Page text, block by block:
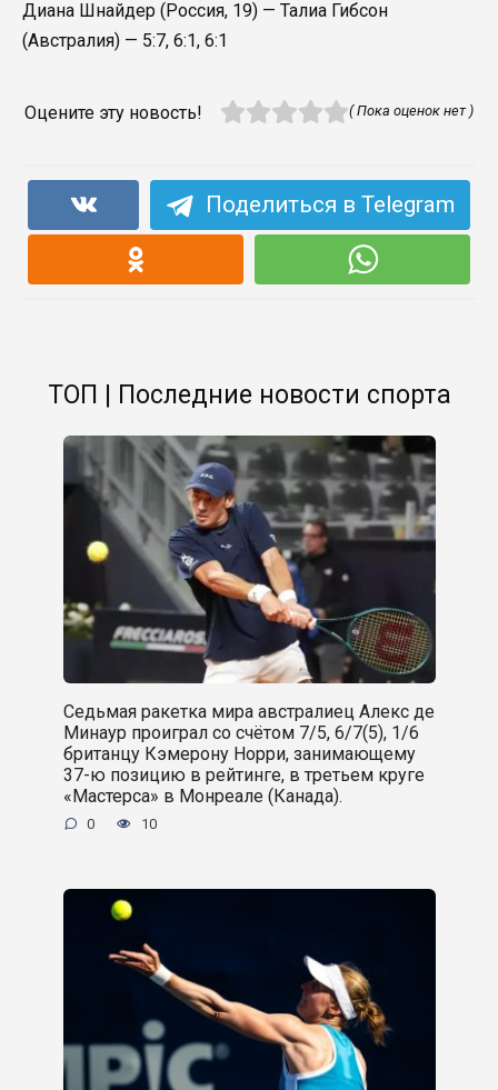
Диана Шнайдер (Россия, 19) — Талиа Гибсон
(Австралия) — 5:7, 6:1, 6:1
Оцените эту новость! ( Пока оценок нет )
Поделиться в Telegram
ТОП | Последние новости спорта
Седьмая ракетка мира австралиец Алекс де
Минаур проиграл со счётом 7/5, 6/7(5), 1/6
британцу Кэмерону Норри, занимающему
37-ю позицию в рейтинге, в третьем круге
«Мастерса» в Монреале (Канада).
0 10